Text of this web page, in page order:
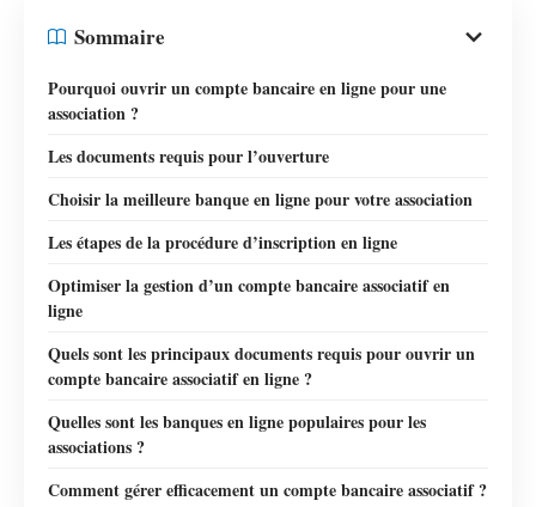
Sommaire
Pourquoi ouvrir un compte bancaire en ligne pour une
association ?
Les documents requis pour l’ouverture
Choisir la meilleure banque en ligne pour votre association
Les étapes de la procédure d’inscription en ligne
Optimiser la gestion d’un compte bancaire associatif en
ligne
Quels sont les principaux documents requis pour ouvrir un
compte bancaire associatif en ligne ?
Quelles sont les banques en ligne populaires pour les
associations ?
Comment gérer efficacement un compte bancaire associatif ?